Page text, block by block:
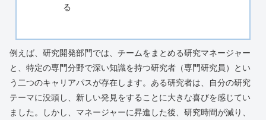
る
例えば、研究開発部門では、チームをまとめる研究マネージャー
と、特定の専門分野で深い知識を持つ研究者（専門研究員）とい
う二つのキャリアパスが存在します。ある研究者は、自分の研究
テーマに没頭し、新しい発見をすることに大きな喜びを感じてい
ました。しかし、マネージャーに昇進した後、研究時間が減り、